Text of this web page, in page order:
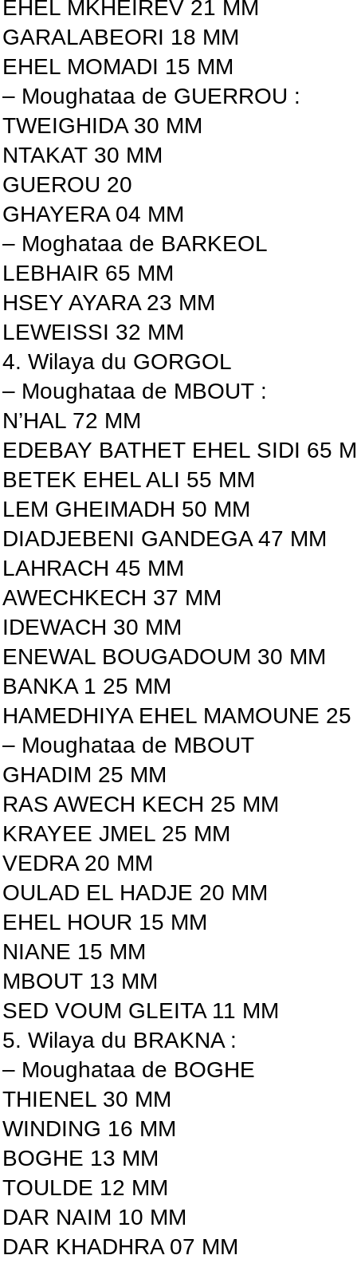
EHEL MKHEIREV 21 MM
GARALABEORI 18 MM
EHEL MOMADI 15 MM
– Moughataa de GUERROU :
TWEIGHIDA 30 MM
NTAKAT 30 MM
GUEROU 20
GHAYERA 04 MM
– Moghataa de BARKEOL
LEBHAIR 65 MM
HSEY AYARA 23 MM
LEWEISSI 32 MM
4. Wilaya du GORGOL
– Moughataa de MBOUT :
N’HAL 72 MM
EDEBAY BATHET EHEL SIDI 65
BETEK EHEL ALI 55 MM
LEM GHEIMADH 50 MM
DIADJEBENI GANDEGA 47 MM
LAHRACH 45 MM
AWECHKECH 37 MM
IDEWACH 30 MM
ENEWAL BOUGADOUM 30 MM
BANKA 1 25 MM
HAMEDHIYA EHEL MAMOUNE 25
– Moughataa de MBOUT
GHADIM 25 MM
RAS AWECH KECH 25 MM
KRAYEE JMEL 25 MM
VEDRA 20 MM
OULAD EL HADJE 20 MM
EHEL HOUR 15 MM
NIANE 15 MM
MBOUT 13 MM
SED VOUM GLEITA 11 MM
5. Wilaya du BRAKNA :
– Moughataa de BOGHE
THIENEL 30 MM
WINDING 16 MM
BOGHE 13 MM
TOULDE 12 MM
DAR NAIM 10 MM
DAR KHADHRA 07 MM